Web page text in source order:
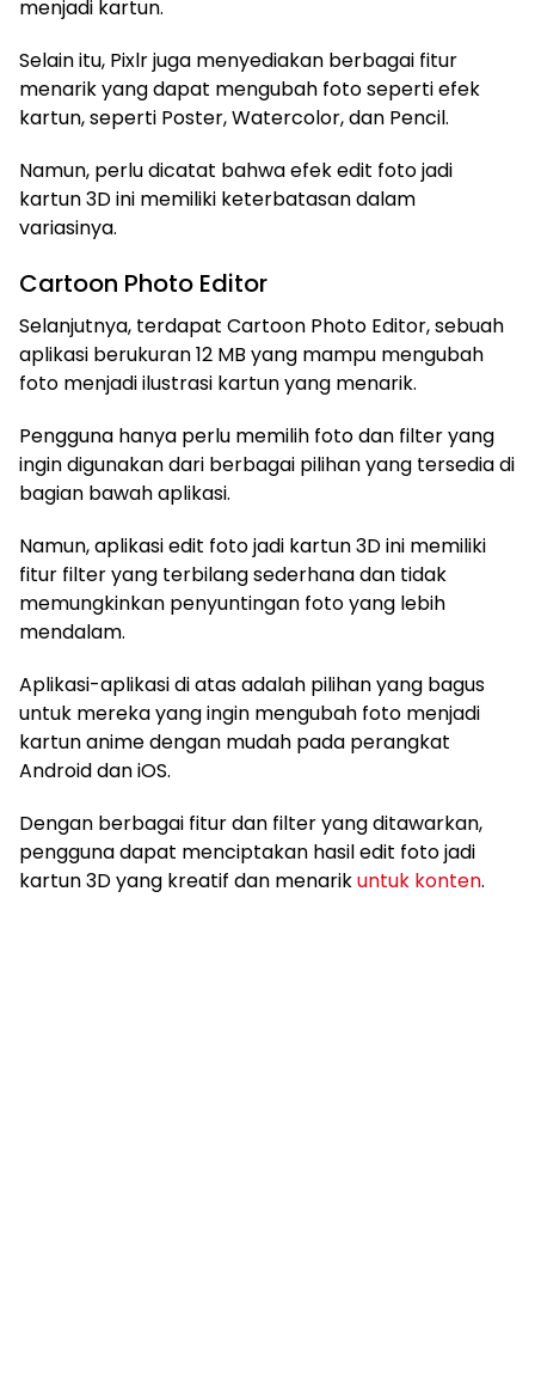
menjadi kartun.
Selain itu, Pixlr juga menyediakan berbagai fitur
menarik yang dapat mengubah foto seperti efek
kartun, seperti Poster, Watercolor, dan Pencil.
Namun, perlu dicatat bahwa efek edit foto jadi
kartun 3D ini memiliki keterbatasan dalam
variasinya.
Cartoon Photo Editor
Selanjutnya, terdapat Cartoon Photo Editor, sebuah
aplikasi berukuran 12 MB yang mampu mengubah
foto menjadi ilustrasi kartun yang menarik.
Pengguna hanya perlu memilih foto dan filter yang
ingin digunakan dari berbagai pilihan yang tersedia di
bagian bawah aplikasi.
Namun, aplikasi edit foto jadi kartun 3D ini memiliki
fitur filter yang terbilang sederhana dan tidak
memungkinkan penyuntingan foto yang lebih
mendalam.
Aplikasi-aplikasi di atas adalah pilihan yang bagus
untuk mereka yang ingin mengubah foto menjadi
kartun anime dengan mudah pada perangkat
Android dan iOS.
Dengan berbagai fitur dan filter yang ditawarkan,
pengguna dapat menciptakan hasil edit foto jadi
kartun 3D yang kreatif dan menarikuntuk konten.